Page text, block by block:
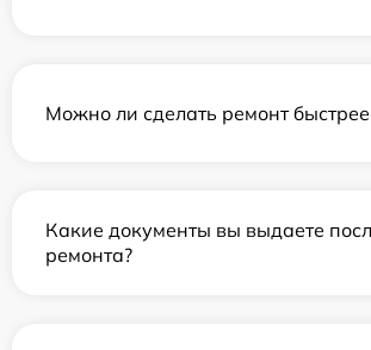
Можно ли сделать ремонт
Какие документы вы выдаете
ремонта?